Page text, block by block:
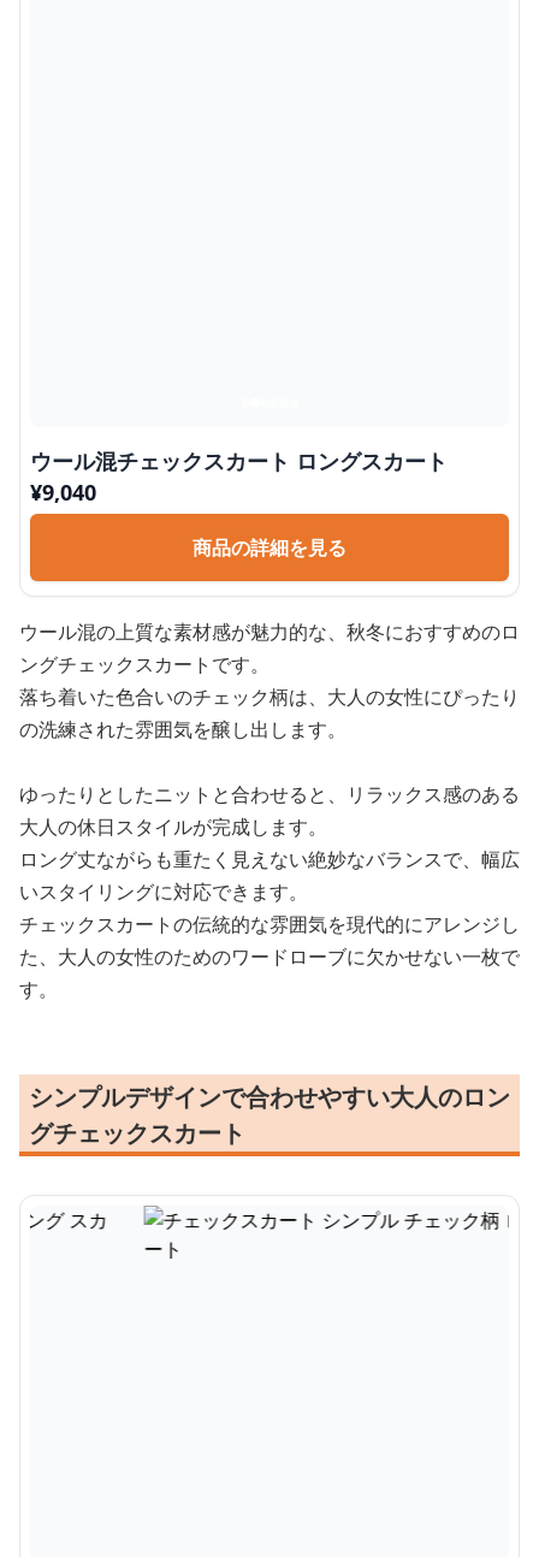
ウール混チェックスカート ロングスカート
¥9,040
商品の詳細を見る
ウール混の上質な素材感が魅力的な、秋冬におすすめのロ
ングチェックスカートです。
落ち着いた色合いのチェック柄は、大人の女性にぴったり
の洗練された雰囲気を醸し出します。
ゆったりとしたニットと合わせると、リラックス感のある
大人の休日スタイルが完成します。
ロング丈ながらも重たく見えない絶妙なバランスで、幅広
いスタイリングに対応できます。
チェックスカートの伝統的な雰囲気を現代的にアレンジし
た、大人の女性のためのワードローブに欠かせない一枚で
す。
シンプルデザインで合わせやすい大人のロン
グチェックスカート